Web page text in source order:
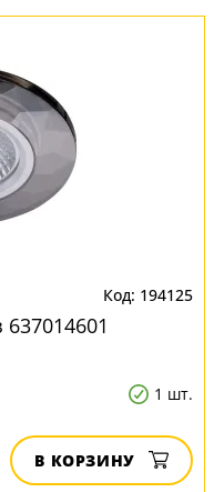
194125
1 шт.
В КОРЗИНУ